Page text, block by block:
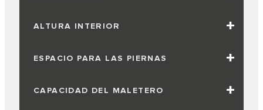
ALTURA INTERIOR
ESPACIO PARA LAS PIERNAS
CAPACIDAD DEL MALETERO